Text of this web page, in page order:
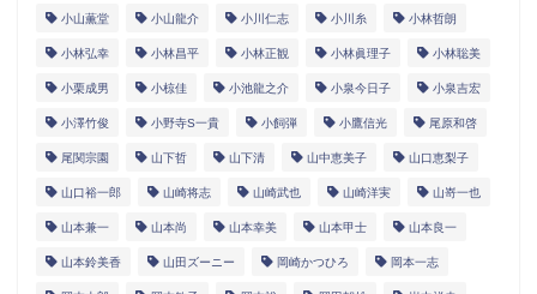
小山薫堂 小山龍介 小川仁志 小川糸 小林哲朗
小林弘幸 小林昌平 小林正観 小林眞理子 小林聡美
小栗成男 小椋佳 小池龍之介 小泉今日子 小泉吉宏
小澤竹俊 小野寺S一貴 小飼弾 小鷹信光 尾原和啓
尾関宗園 山下哲 山下清 山中恵美子 山口恵梨子
山口裕一郎 山崎将志 山崎武也 山崎洋実 山嵜一也
山本兼一 山本尚 山本幸美 山本甲士 山本良一
山本鈴美香 山田ズーニー 岡崎かつひろ 岡本一志